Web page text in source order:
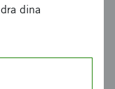
science-
Årets rapport
i hela
dina